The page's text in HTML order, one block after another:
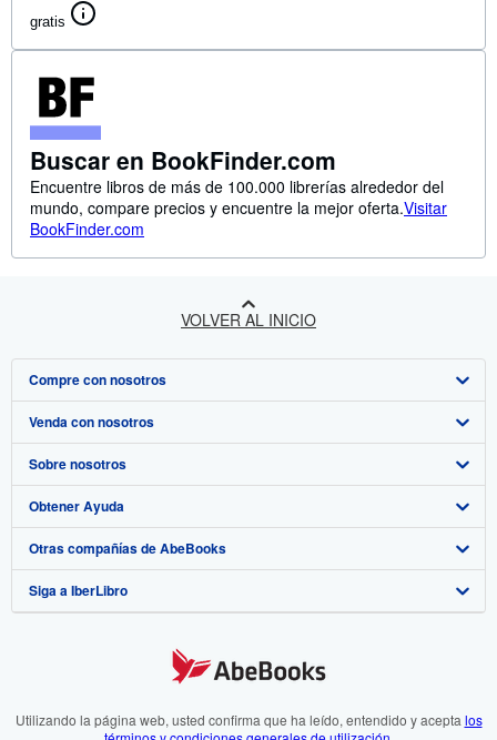
gratis
Buscar en BookFinder.com
Encuentre libros de más de 100.000 librerías alrededor del
mundo, compare precios y encuentre la mejor oferta.Visitar
BookFinder.com
VOLVER AL INICIO
Compre con nosotros
Búsqueda avanzada
Colecciones
Mi cuenta
Mis pedidos
Ver carrito
Venda con nosotros
Comenzar a vender
Únase a nuestro programa de afiliados
Recomiende un vendedor
Sobre nosotros
Sobre IberLibro
Medios
Empleo
Preferencias de cookies
Aviso de cookies
Obtener Ayuda
Preguntas frecuentes y guías
Atención al Cliente
Otras compañías de AbeBooks
AbeBooks.com
AbeBooks.fr
Siga a IberLibro
Utilizando la página web, usted confirma que ha leído, entendido y aceptalos